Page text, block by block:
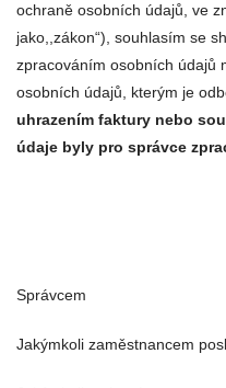
ochraně osobních údajů, ve
jako,,zákon“), souhlasím se
zpracováním osobních údajů
osobních údajů, kterým je
uhrazením faktury nebo
údaje byly pro správce
Správcem
Jakýmkoli zaměstnancem